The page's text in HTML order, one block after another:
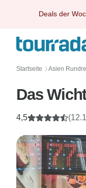
Deals der
Startseite 〉 Asien
Das
4,5